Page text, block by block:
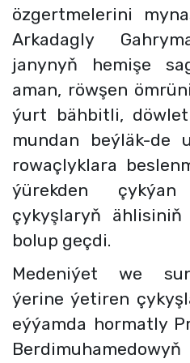
özgertmelerini
Arkadagly
janynyň hemişe
aman, röwşen
ýurt bähbitli,
mundan beýläk-de
rowaçlyklara
ýürekden
çykyşlaryň
bolup geçdi.
Medeniýet we
ýerine ýetiren
eýýamda hormatly